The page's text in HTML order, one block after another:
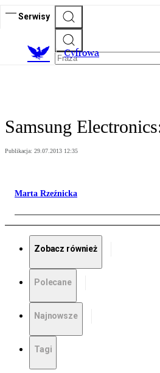
Serwisy
Cyfrowa
Samsung
Publikacja: 29.07.2013 12:35
Marta Rzeźnicka
Zobacz również
Polecane
Najnowsze
Tagi